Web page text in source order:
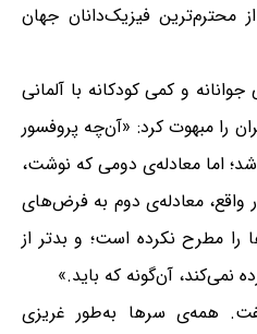
محترم‌ترین فیزیک‌دانان جهان
و کمی کودکانه با آلمانی
را مبهوت کرد: «آن‌چه پروفسور
اما معادله‌ی دومی که نوشت،
واقع، معادله‌ی دوم به فرض‌های
را مطرح نکرده است؛ و بدتر از
نمی‌کند، آن‌گونه که باید.»
همه‌ی سرها به‌طور غریزی